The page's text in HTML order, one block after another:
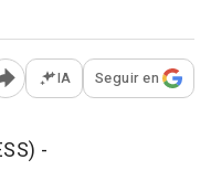
Abrir opciones para
IA Seguir en
-